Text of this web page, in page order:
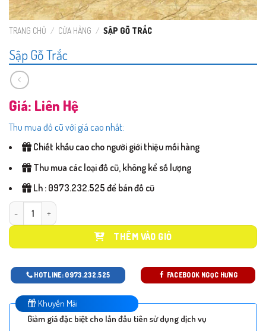
TRANG CHỦ / CỬA HÀNG / SẬP GỖ TRẮC
Sập Gỗ Trắc
Giá: Liên Hệ
Thu mua đồ cũ với giá cao nhất:
Chiết khấu cao cho người giới thiệu mối hàng
Thu mua các loại đồ cũ, không kể số lượng
Lh : 0973.232.525 để bán đồ cũ
Sập Gỗ Trắc số lượng
THÊM VÀO GIỎ
HOTLINE: 0973.232.525 FACEBOOK NGỌC HƯNG
Khuyến Mãi
Giảm giá đặc biệt cho lần đầu tiên sử dụng dịch vụ